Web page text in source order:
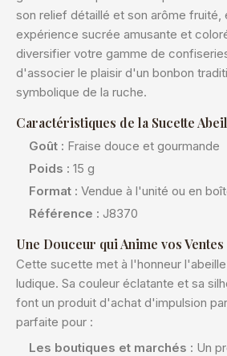
son relief détaillé et son arôme fruité,
expérience sucrée amusante et
diversifier votre gamme de
d'associer le plaisir d'un bonbon
symbolique de la ruche.
Caractéristiques de la Sucette
Goût : Fraise douce et gourmande
Poids : 15 g
Format : Vendue à l'unité ou en
Référence : J8370
Une Douceur qui Anime vos Ventes
Cette sucette met à l'honneur
ludique. Sa couleur éclatante et sa
font un produit d'achat d'impulsion
parfaite pour :
Les boutiques et marchés : Un